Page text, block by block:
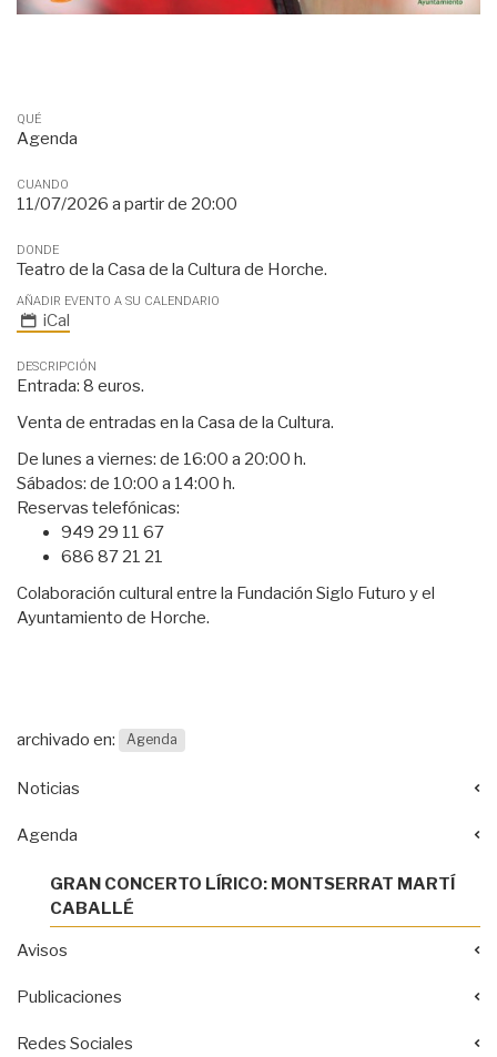
QUÉ
Agenda
CUANDO
11/07/2026 a partir de 20:00
DONDE
Teatro de la Casa de la Cultura de Horche.
AÑADIR EVENTO A SU CALENDARIO
iCal
DESCRIPCIÓN
Entrada: 8 euros.
Venta de entradas en la Casa de la Cultura.
De lunes a viernes: de 16:00 a 20:00 h.
Sábados: de 10:00 a 14:00 h.
Reservas telefónicas:
949 29 11 67
686 87 21 21
Colaboración cultural entre la Fundación Siglo Futuro y el
Ayuntamiento de Horche.
archivado en: Agenda
Noticias
Agenda
GRAN CONCERTO LÍRICO: MONTSERRAT MARTÍ
CABALLÉ
Avisos
Publicaciones
Redes Sociales